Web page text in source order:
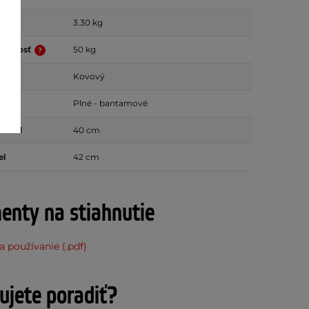
3.30 kg
50 kg
Kovový
Plné - bantamové
od 40 cm
42 cm
na stiahnutie
používanie (.pdf)
poradiť?